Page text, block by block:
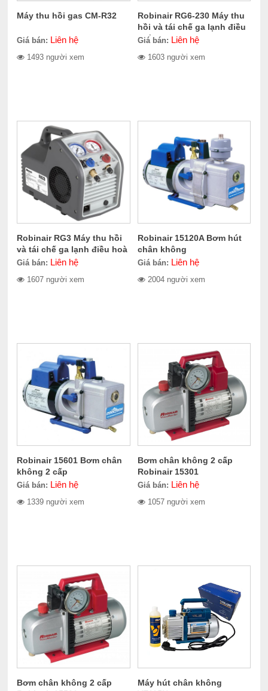
Máy thu hồi gas CM-R32
Giá bán: Liên hệ
1493 người xem
Robinair RG6-230 Máy thu
hồi và tái chế ga lạnh điều
hoà
Giá bán: Liên hệ
1603 người xem
Robinair RG3 Máy thu hồi
và tái chế ga lạnh điều hoà
Giá bán: Liên hệ
1607 người xem
Robinair 15120A Bơm hút
chân không
Giá bán: Liên hệ
2004 người xem
Robinair 15601 Bơm chân
không 2 cấp
Giá bán: Liên hệ
1339 người xem
Bơm chân không 2 cấp
Robinair 15301
Giá bán: Liên hệ
1057 người xem
Bơm chân không 2 cấp
Máy hút chân không